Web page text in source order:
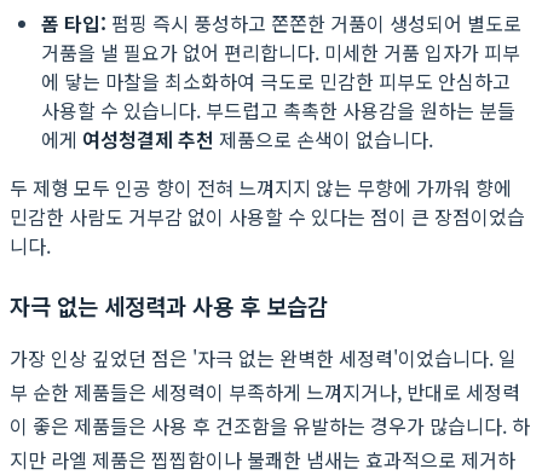
폼 타입: 펌핑 즉시 풍성하고 쫀쫀한 거품이 생성되어 별도로
거품을 낼 필요가 없어 편리합니다. 미세한 거품 입자가 피부
에 닿는 마찰을 최소화하여 극도로 민감한 피부도 안심하고
사용할 수 있습니다. 부드럽고 촉촉한 사용감을 원하는 분들
에게 여성청결제 추천 제품으로 손색이 없습니다.
두 제형 모두 인공 향이 전혀 느껴지지 않는 무향에 가까워 향에
민감한 사람도 거부감 없이 사용할 수 있다는 점이 큰 장점이었습
니다.
자극 없는 세정력과 사용 후 보습감
가장 인상 깊었던 점은 '자극 없는 완벽한 세정력'이었습니다. 일
부 순한 제품들은 세정력이 부족하게 느껴지거나, 반대로 세정력
이 좋은 제품들은 사용 후 건조함을 유발하는 경우가 많습니다. 하
지만 라엘 제품은 찝찝함이나 불쾌한 냄새는 효과적으로 제거하